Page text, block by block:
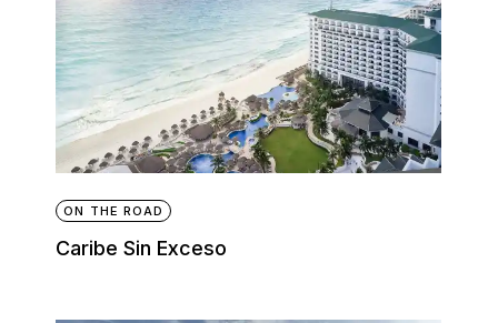
ON THE ROAD
Caribe Sin Exceso